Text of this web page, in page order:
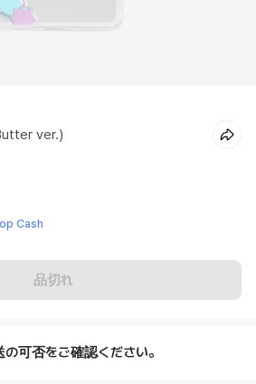
ver.)
Cash
品切れ
可否をご確認ください。